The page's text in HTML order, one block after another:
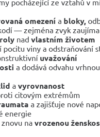
omezení a bloky,
— zejména zvyk
nad vlastním životem
viny a odstraňování
uvažování
a dodává odvahu
a vyrovnanost
citovým extrémům
a zajišťuje nové
energie
na vrozenou